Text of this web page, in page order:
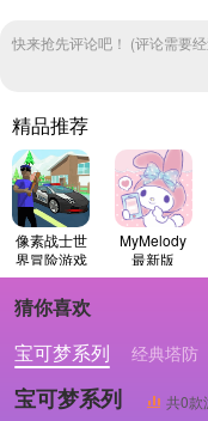
快来抢先评论吧！ (评论需要
精品推荐
像素战士世
界冒险游戏
最新版
MyMelody
最新版
猜你喜欢
宝可梦系列
经典塔防
宝可梦系列 共0款